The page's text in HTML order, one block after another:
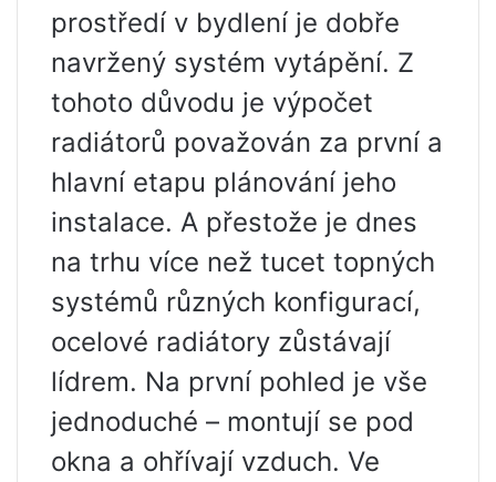
prostředí v bydlení je dobře
navržený systém vytápění. Z
tohoto důvodu je výpočet
radiátorů považován za první a
hlavní etapu plánování jeho
instalace. A přestože je dnes
na trhu více než tucet topných
systémů různých konfigurací,
ocelové radiátory zůstávají
lídrem. Na první pohled je vše
jednoduché – montují se pod
okna a ohřívají vzduch. Ve